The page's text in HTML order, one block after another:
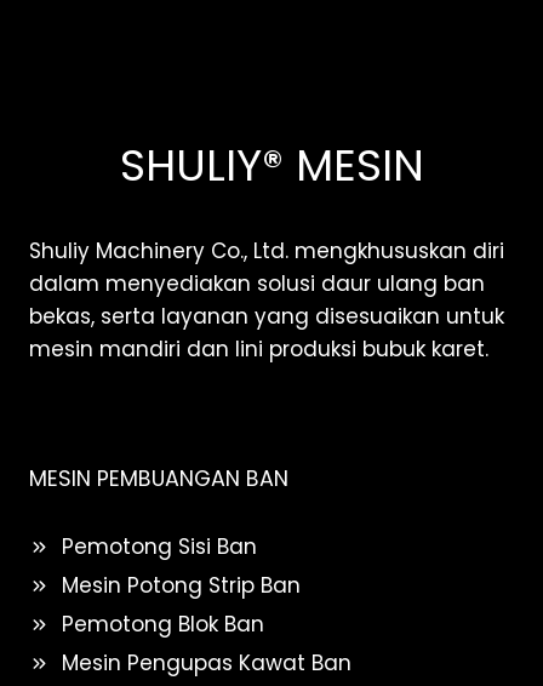
SHULIY® MESIN
Shuliy Machinery Co., Ltd. mengkhususkan diri
dalam menyediakan solusi daur ulang ban
bekas, serta layanan yang disesuaikan untuk
mesin mandiri dan lini produksi bubuk karet.
MESIN PEMBUANGAN BAN
Pemotong Sisi Ban
Mesin Potong Strip Ban
Pemotong Blok Ban
Mesin Pengupas Kawat Ban